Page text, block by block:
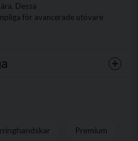
Dessa
för avancerade utövare
Premium